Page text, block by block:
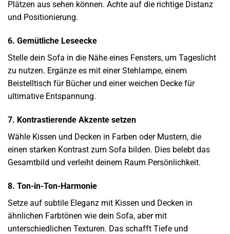
Plätzen aus sehen können. Achte auf die richtige Distanz
und Positionierung.
6. Gemütliche Leseecke
Stelle dein Sofa in die Nähe eines Fensters, um Tageslicht
zu nutzen. Ergänze es mit einer Stehlampe, einem
Beistelltisch für Bücher und einer weichen Decke für
ultimative Entspannung.
7. Kontrastierende Akzente setzen
Wähle Kissen und Decken in Farben oder Mustern, die
einen starken Kontrast zum Sofa bilden. Dies belebt das
Gesamtbild und verleiht deinem Raum Persönlichkeit.
8. Ton-in-Ton-Harmonie
Setze auf subtile Eleganz mit Kissen und Decken in
ähnlichen Farbtönen wie dein Sofa, aber mit
unterschiedlichen Texturen. Das schafft Tiefe und